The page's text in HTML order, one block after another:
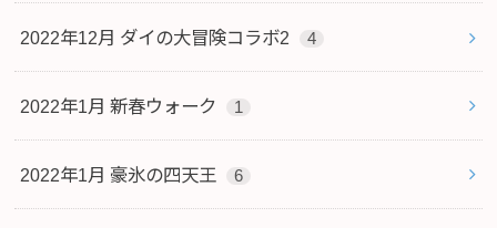
2022年12月 ダイの大冒険コラボ2 4
2022年1月 新春ウォーク 1
2022年1月 豪氷の四天王 6